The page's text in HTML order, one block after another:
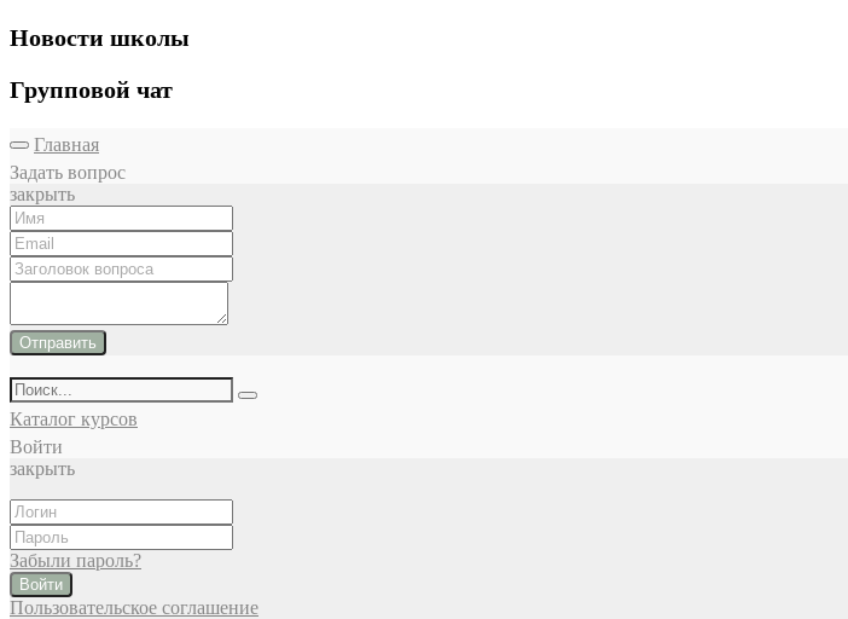
Новости школы
Групповой чат
Главная
Задать вопрос
закрыть
Отправить
Каталог курсов
Войти
закрыть
Забыли пароль?
Войти
Пользовательское соглашение